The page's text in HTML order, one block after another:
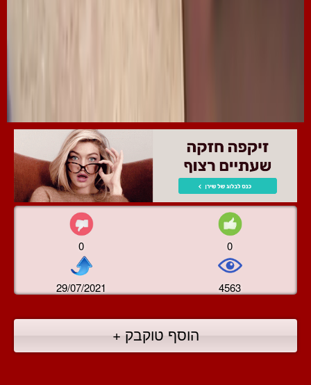
0 0
29/07/2021 4563
הוסף טוקבק +